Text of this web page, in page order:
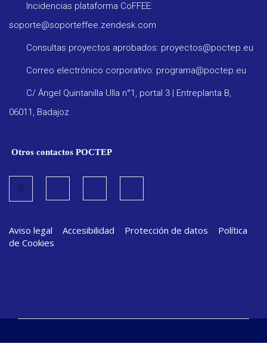
Incidencias plataforma CoFFEE:
soporte@soporteffee.zendesk.com
Consultas proyectos aprobados: proyectos@poctep.eu
Correo electrónico corporativo: programa@poctep.eu
C/ Ángel Quintanilla Ulla n°1, portal 3 | Entreplanta B,
06011, Badajoz
Otros contactos POCTEP
Aviso legal | Accesibilidad | Protección de datos | Política
de Cookies